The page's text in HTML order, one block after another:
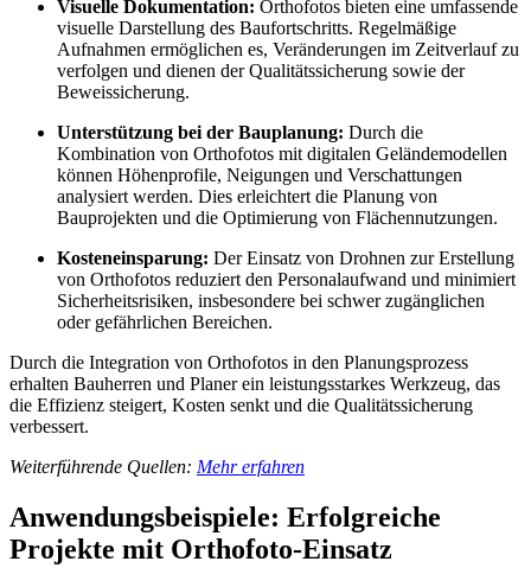
Visuelle Dokumentation: Orthofotos bieten eine umfassende
visuelle Darstellung des Baufortschritts. Regelmäßige
Aufnahmen ermöglichen es, Veränderungen im Zeitverlauf zu
verfolgen und dienen der Qualitätssicherung sowie der
Beweissicherung.
Unterstützung bei der Bauplanung: Durch die
Kombination von Orthofotos mit digitalen Geländemodellen
können Höhenprofile, Neigungen und Verschattungen
analysiert werden. Dies erleichtert die Planung von
Bauprojekten und die Optimierung von Flächennutzungen.
Kosteneinsparung: Der Einsatz von Drohnen zur Erstellung
von Orthofotos reduziert den Personalaufwand und minimiert
Sicherheitsrisiken, insbesondere bei schwer zugänglichen
oder gefährlichen Bereichen.
Durch die Integration von Orthofotos in den Planungsprozess
erhalten Bauherren und Planer ein leistungsstarkes Werkzeug, das
die Effizienz steigert, Kosten senkt und die Qualitätssicherung
verbessert.
Weiterführende Quellen: Mehr erfahren
Anwendungsbeispiele: Erfolgreiche
Projekte mit Orthofoto-Einsatz